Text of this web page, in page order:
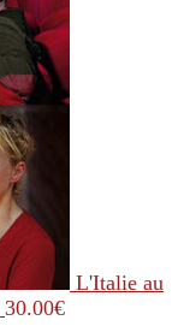
L'Italie au
30.00€